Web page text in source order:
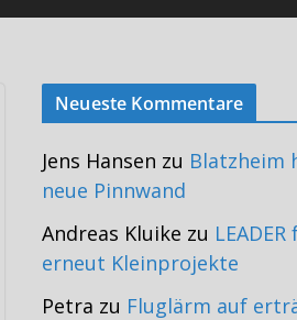
Neueste Kommentare
Jens Hansen zu Blatzheim
neue Pinnwand
Andreas Kluike zu
erneut Kleinprojekte
Petra zu Fluglärm auf